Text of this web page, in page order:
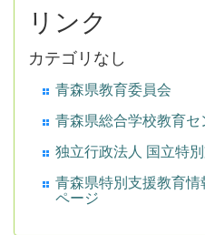
リンク
カテゴリなし
青森県教育委員会
青森県総合学校教育セ
独立行政法人 国立特
青森県特別支援教育
ページ